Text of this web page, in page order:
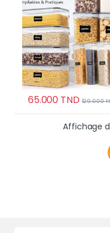
65.000 TND 129.000
Ce
Affichage